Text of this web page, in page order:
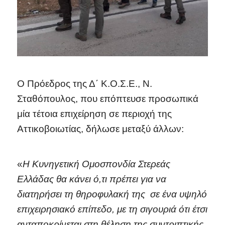
Ο Πρόεδρος της Δ΄ Κ.Ο.Σ.Ε., Ν.
Σταθόπουλος, που επόπτευσε προσωπικά
μία τέτοια επιχείρηση σε περιοχή της
Αττικοβοιωτίας, δήλωσε μεταξύ άλλων:
«Η Κυνηγετική Ομοσπονδία Στερεάς
Ελλάδας θα κάνει ό,τι πρέπει για να
διατηρήσει τη θηροφυλακή της σε ένα υψηλό
επιχειρησιακό επίπεδο, με τη σιγουριά ότι έτσι